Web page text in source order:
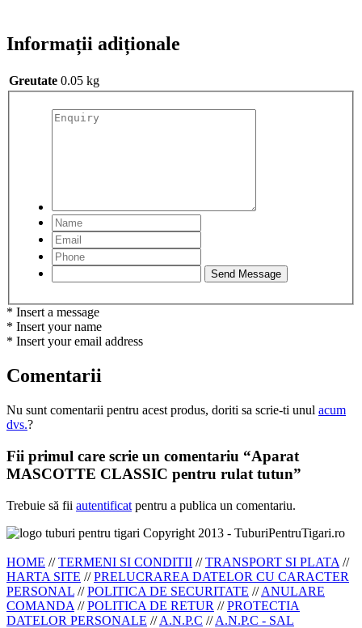
Informații adiționale
Greutate 0.05 kg
* Insert a message
* Insert your name
* Insert your email address
Comentarii
Nu sunt comentarii pentru acest produs, doriti sa scrie-ti unul acum
dvs.?
Fii primul care scrie un comentariu “Aparat
MASCOTTE CLASSIC pentru rulat tutun”
Trebuie să fii autentificat pentru a publica un comentariu.
Copyright 2013 - TuburiPentruTigari.ro
HOME //TERMENI SI CONDITII //TRANSPORT SI PLATA //
HARTA SITE //PRELUCRAREA DATELOR CU CARACTER
PERSONAL //POLITICA DE SECURITATE //ANULARE
COMANDA //POLITICA DE RETUR //PROTECTIA
DATELOR PERSONALE //A.N.P.C //A.N.P.C - SAL